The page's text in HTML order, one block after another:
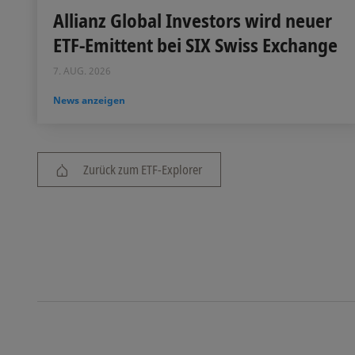
Allianz Global Investors wird neuer
ETF-Emittent bei SIX Swiss Exchange
7. AUG. 2026
News anzeigen
Zurück zum ETF-Explorer